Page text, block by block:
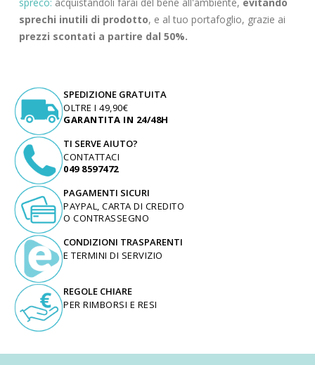
sprechi inutili di prodotto, e al tuo portafoglio, grazie ai
prezzi scontati a partire dal 50%.
SPEDIZIONE GRATUITA
OLTRE I 49,90€
GARANTITA IN 24/48H
TI SERVE AIUTO?
CONTATTACI
049 8597472
PAGAMENTI SICURI
PAYPAL, CARTA DI CREDITO
O CONTRASSEGNO
CONDIZIONI TRASPARENTI
E TERMINI DI SERVIZIO
REGOLE CHIARE
PER RIMBORSI E RESI